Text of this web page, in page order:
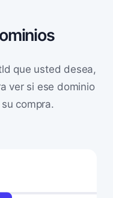
que usted desea,
ver si ese dominio
compra.